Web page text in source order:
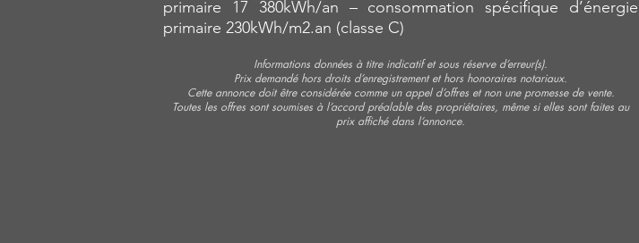
primaire 17 380kWh/an – consommation spécifique d’énergie
primaire 230kWh/m2.an (classe C)
Informations données à titre indicatif et sous réserve d’erreur(s).
Prix demandé hors droits d’enregistrement et hors honoraires notariaux.
Cette annonce doit être considérée comme un appel d’offres et non une promesse de vente.
Toutes les offres sont soumises à l’accord préalable des propriétaires, même si elles sont faites au
prix affiché dans l’annonce.